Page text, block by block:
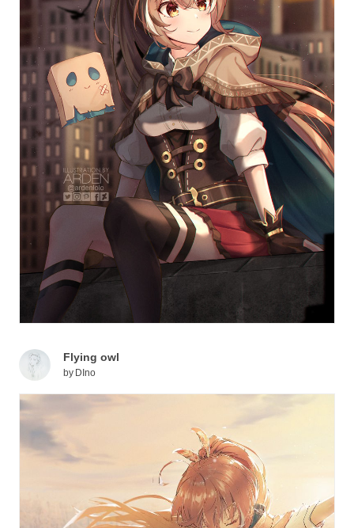
Flying owl
by DIno